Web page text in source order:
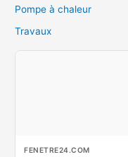
Pompe à chaleur
Travaux
FENETRE24.COM